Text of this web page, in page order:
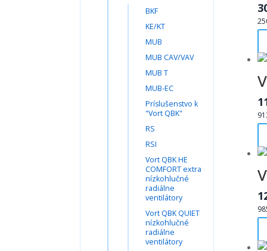
BKF
KE/KT
MUB
MUB CAV/VAV
MUB T
MUB-EC
Príslušenstvo k
"Vort QBK"
RS
RSI
Vort QBK HE
COMFORT extra
nízkohlučné
radiálne
ventilátory
Vort QBK QUIET
nízkohlučné
radiálne
ventilátory